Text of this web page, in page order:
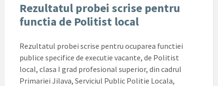
Rezultatul probei scrise pentru
functia de Politist local
Rezultatul probei scrise pentru ocuparea functiei
publice specifice de executie vacante, de Politist
local, clasa I grad profesional superior, din cadrul
Primariei Jilava, Serviciul Public Politie Locala,